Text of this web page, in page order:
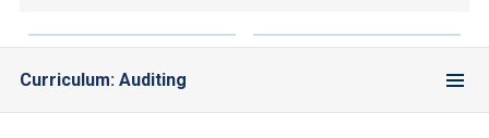
Curriculum: Auditing